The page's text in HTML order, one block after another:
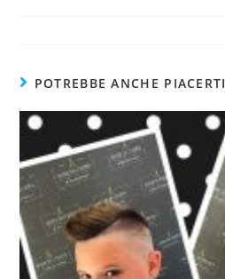
POTREBBE ANCHE PIACERTI